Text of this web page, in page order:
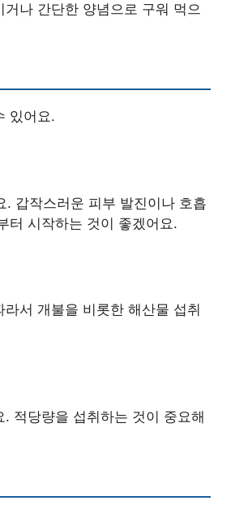
나 간단한 양념으로 구워 먹으
있어요.
갑작스러운 피부 발진이나 호흡
터 시작하는 것이 좋겠어요.
서 개불을 비롯한 해산물 섭취
적당량을 섭취하는 것이 중요해